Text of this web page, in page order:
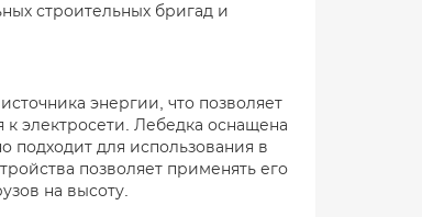
строительных бригад и
энергии, что позволяет
к электросети. Лебедка оснащена
подходит для использования в
позволяет применять его
на высоту.